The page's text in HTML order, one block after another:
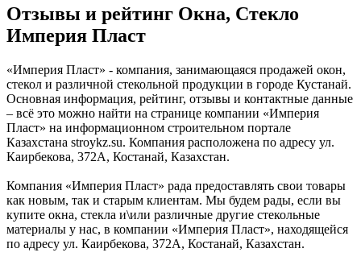
Отзывы и рейтинг Окна, Стекло
Империя Пласт
«Империя Пласт» - компания, занимающаяся продажей окон,
стекол и различной стекольной продукции в городе Кустанай.
Основная информация, рейтинг, отзывы и контактные данные
– всё это можно найти на странице компании «Империя
Пласт» на информационном строительном портале
Казахстана stroykz.su. Компания расположена по адресу ул.
Каирбекова, 372А, Костанай, Казахстан.
Компания «Империя Пласт» рада предоставлять свои товары
как новым, так и старым клиентам. Мы будем рады, если вы
купите окна, стекла и\или различные другие стекольные
материалы у нас, в компании «Империя Пласт», находящейся
по адресу ул. Каирбекова, 372А, Костанай, Казахстан.